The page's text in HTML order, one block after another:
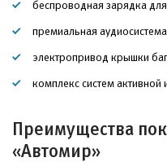
беспроводная зарядка
премиальная
электропривод крышки
комплекс систем активной
Преимущества
«Автомир»